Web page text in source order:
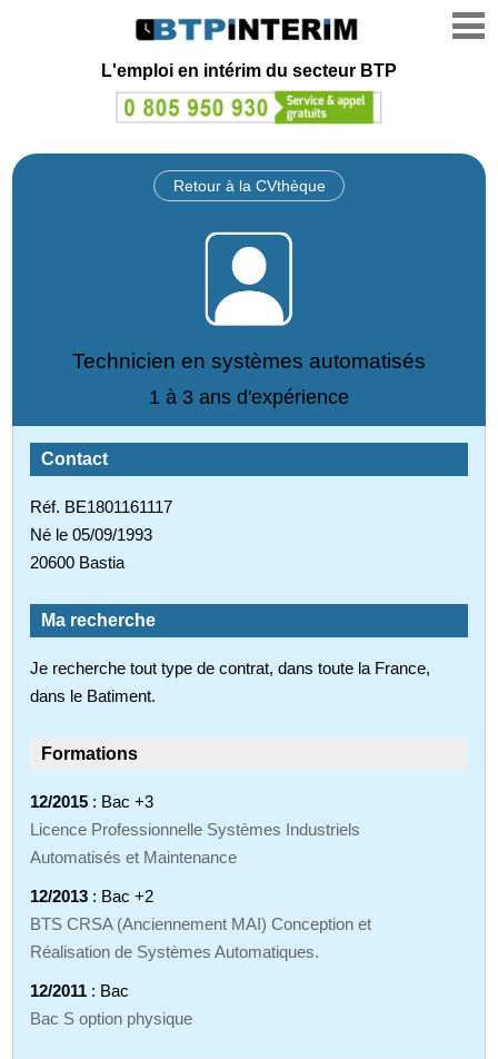
L'emploi en intérim du secteur BTP
Retour à la CVthèque
Technicien en systèmes automatisés
1 à 3 ans d'expérience
Contact
Réf. BE1801161117
Né le 05/09/1993
20600 Bastia
Ma recherche
Je recherche tout type de contrat, dans toute la France,
dans le Batiment.
Formations
12/2015 : Bac +3
Licence Professionnelle Systèmes Industriels
Automatisés et Maintenance
12/2013 : Bac +2
BTS CRSA (Anciennement MAI) Conception et
Réalisation de Systèmes Automatiques.
12/2011 : Bac
Bac S option physique